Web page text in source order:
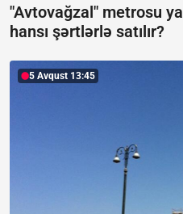
"Avtovağzal" metrosu
hansı şərtlərlə satılır?
5 Avqust 13:45